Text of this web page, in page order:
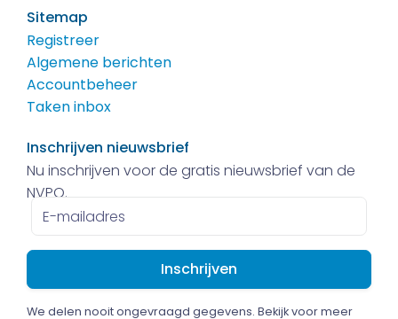
Sitemap
Registreer
Algemene berichten
Accountbeheer
Taken inbox
Inschrijven nieuwsbrief
Nu inschrijven voor de gratis nieuwsbrief van de
NVPO.
E-
mailadres
We delen nooit ongevraagd gegevens. Bekijk voor meer